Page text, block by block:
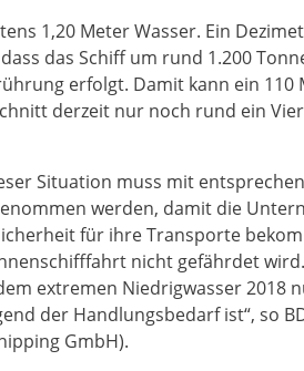
1,20 Meter Wasser. Ein
das Schiff um rund 1.200
erfolgt. Damit kann ein
derzeit nur noch rund ein
Situation muss mit
werden, damit die
für ihre Transporte
nicht gefährdet
extremen Niedrigwasser 2018
der Handlungsbedarf ist“, so
GmbH).